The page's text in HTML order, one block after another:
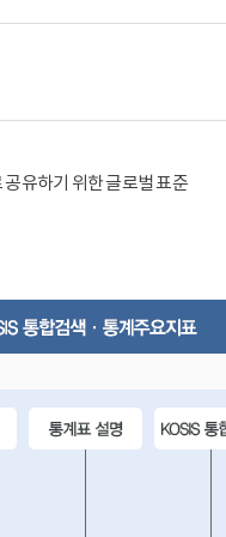
유하기 위한 글로벌 표준